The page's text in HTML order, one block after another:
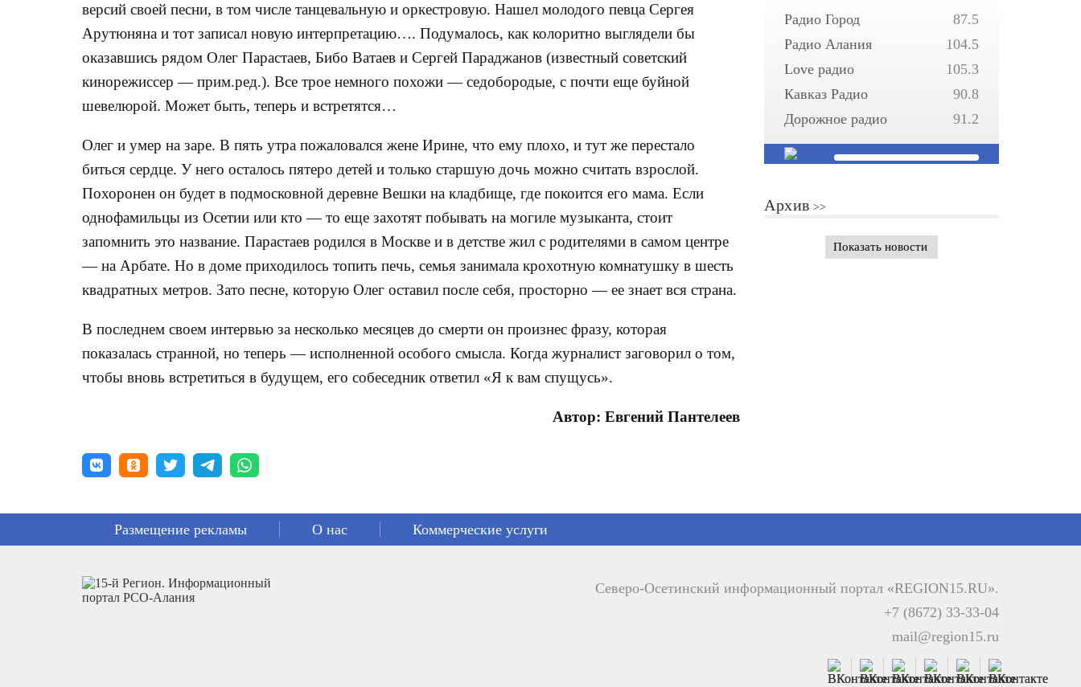
версий своей песни, в том числе танцевальную и оркестровую. Нашел молодого певца Сергея
Арутюняна и тот записал новую интерпретацию…. Подумалось, как колоритно выглядели бы
оказавшись рядом Олег Парастаев, Бибо Ватаев и Сергей Параджанов (известный советский
кинорежиссер — прим.ред.). Все трое немного похожи — седобородые, с почти еще буйной
шевелюрой. Может быть, теперь и встретятся…
Олег и умер на заре. В пять утра пожаловался жене Ирине, что ему плохо, и тут же перестало
биться сердце. У него осталось пятеро детей и только старшую дочь можно считать взрослой.
Похоронен он будет в подмосковной деревне Вешки на кладбище, где покоится его мама. Если
однофамильцы из Осетии или кто — то еще захотят побывать на могиле музыканта, стоит
запомнить это название. Парастаев родился в Москве и в детстве жил с родителями в самом центре
— на Арбате. Но в доме приходилось топить печь, семья занимала крохотную комнатушку в шесть
квадратных метров. Зато песне, которую Олег оставил после себя, просторно — ее знает вся страна.
В последнем своем интервью за несколько месяцев до смерти он произнес фразу, которая
показалась странной, но теперь — исполненной особого смысла. Когда журналист заговорил о том,
чтобы вновь встретиться в будущем, его собеседник ответил «Я к вам спущусь».
Автор: Евгений Пантелеев
Радио Город
87.5
Радио Алания
104.5
Love радио
105.3
Кавказ Радио
90.8
Дорожное радио
91.2
Архив
Показать новости
Размещение рекламы О нас Коммерческие услуги
Северо-Осетинский информационный портал «REGION15.RU».
+7 (8672) 33-33-04
mail@region15.ru